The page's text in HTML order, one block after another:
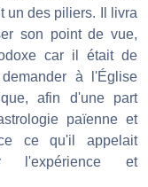
un des piliers. Il livra
son point de vue,
car il était de
à l'Église
afin d'une part
païenne et
ce qu'il appelait
l'expérience et